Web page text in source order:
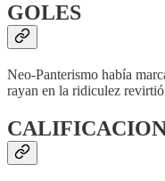
GOLES
Neo-Panterismo había
rayan en la ridiculez